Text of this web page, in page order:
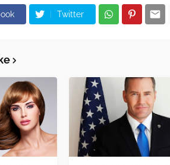
Twitter